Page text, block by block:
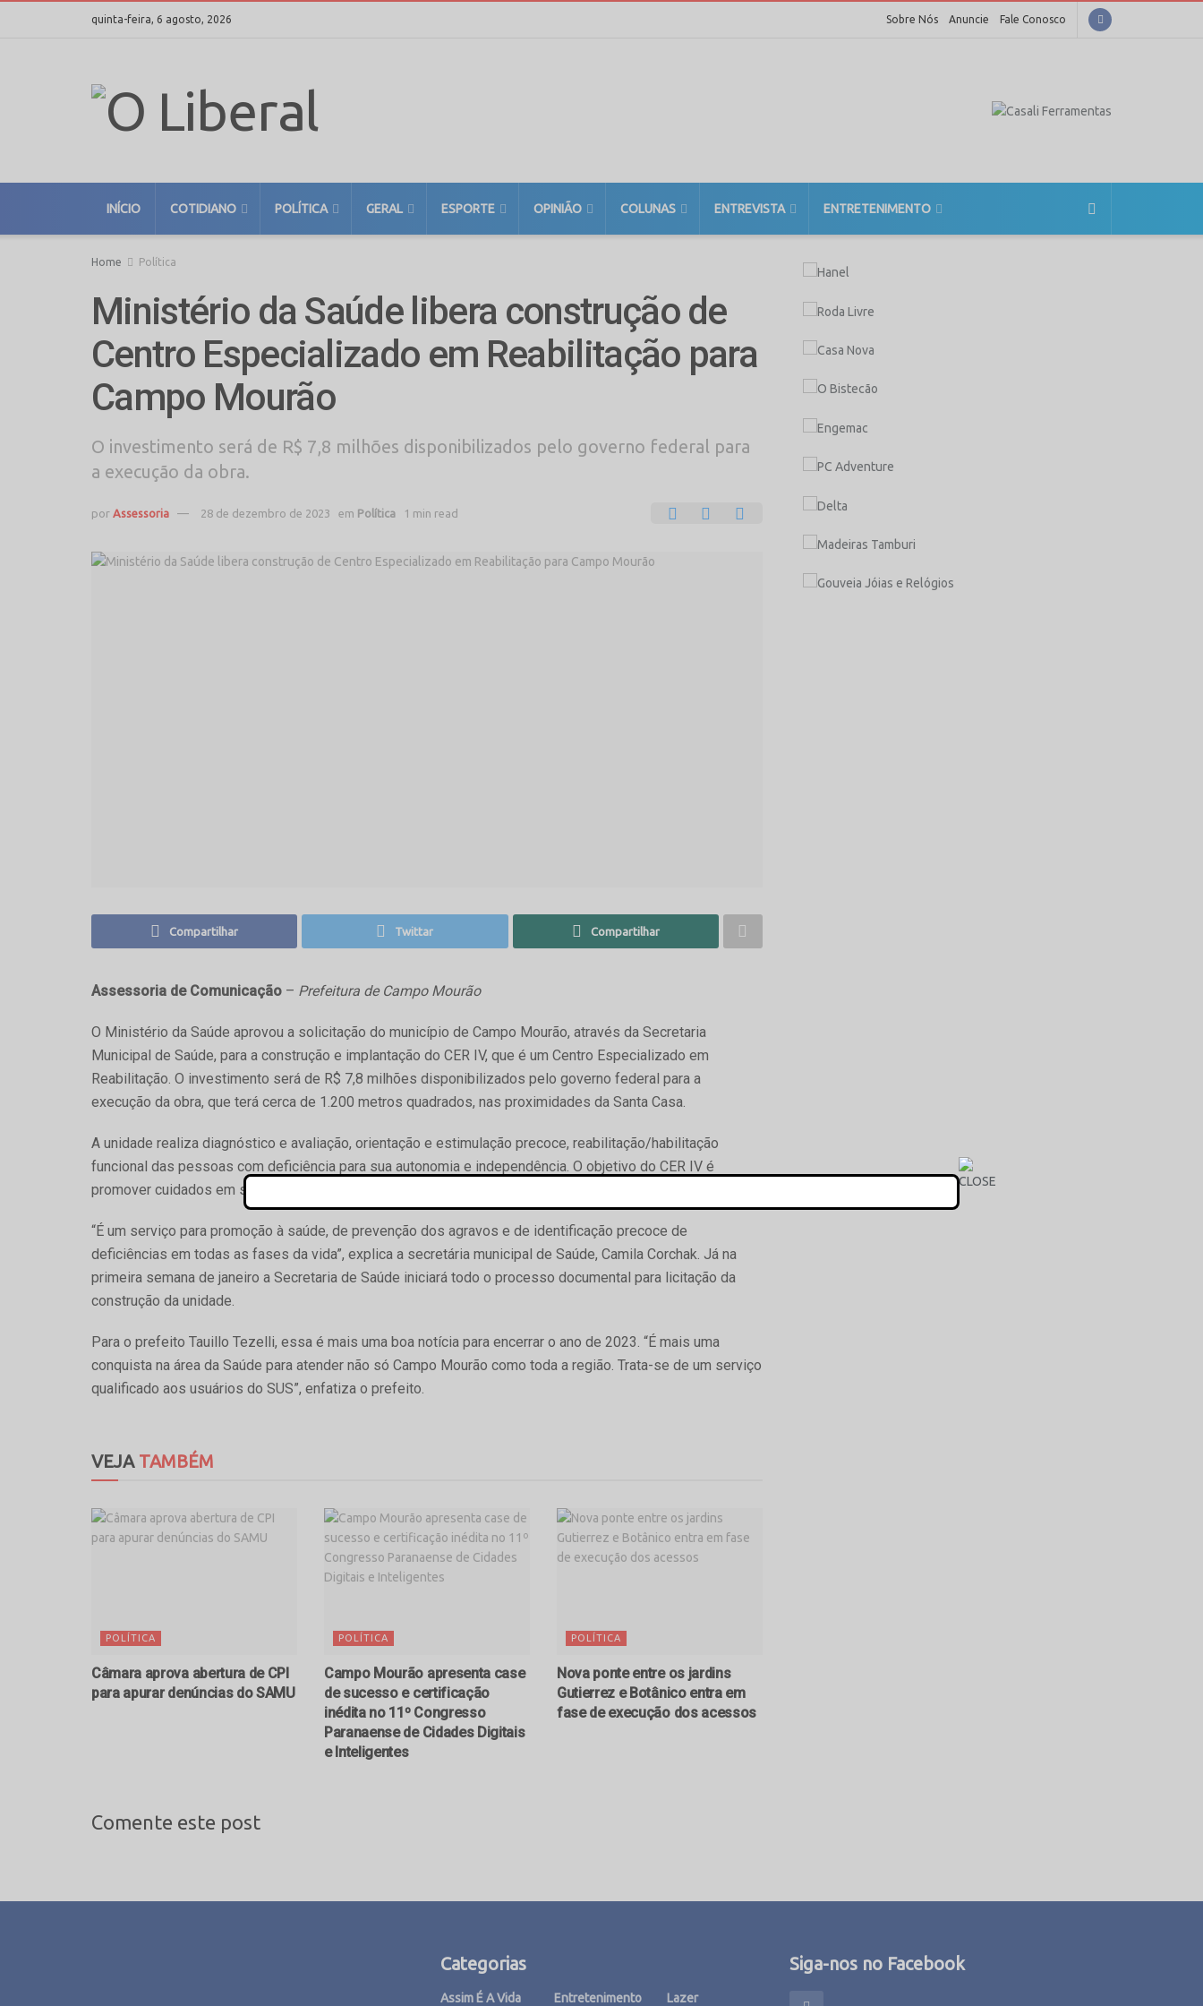
quinta-feira, 6 agosto, 2026 Sobre Nós Anuncie Fale Conosco
INÍCIO COTIDIANO POLÍTICA GERAL ESPORTE OPINIÃO COLUNAS ENTREVISTA ENTRETENIMENTO
Home Política
Ministério da Saúde libera construção de
Centro Especializado em Reabilitação para
Campo Mourão
O investimento será de R$ 7,8 milhões disponibilizados pelo governo federal para
a execução da obra.
por Assessoria 28 de dezembro de 2023 em Política 1 min read
Compartilhar Twittar Compartilhar
Assessoria de Comunicação – Prefeitura de Campo Mourão
O Ministério da Saúde aprovou a solicitação do município de Campo Mourão, através da Secretaria
Municipal de Saúde, para a construção e implantação do CER IV, que é um Centro Especializado em
Reabilitação. O investimento será de R$ 7,8 milhões disponibilizados pelo governo federal para a
execução da obra, que terá cerca de 1.200 metros quadrados, nas proximidades da Santa Casa.
A unidade realiza diagnóstico e avaliação, orientação e estimulação precoce, reabilitação/habilitação
funcional das pessoas com deficiência para sua autonomia e independência. O objetivo do CER IV é
promover cuidados em saúde para habilitação/reabilitação física, intelectual, auditiva e visual.
“É um serviço para promoção à saúde, de prevenção dos agravos e de identificação precoce de
deficiências em todas as fases da vida”, explica a secretária municipal de Saúde, Camila Corchak. Já na
primeira semana de janeiro a Secretaria de Saúde iniciará todo o processo documental para licitação da
construção da unidade.
Para o prefeito Tauillo Tezelli, essa é mais uma boa notícia para encerrar o ano de 2023. “É mais uma
conquista na área da Saúde para atender não só Campo Mourão como toda a região. Trata-se de um serviço
qualificado aos usuários do SUS”, enfatiza o prefeito.
VEJATAMBÉM
POLÍTICA
Câmara aprova abertura de CPI
para apurar denúncias do SAMU
POLÍTICA
Campo Mourão apresenta case
de sucesso e certificação
inédita no 11º Congresso
Paranaense de Cidades Digitais
e Inteligentes
POLÍTICA
Nova ponte entre os jardins
Gutierrez e Botânico entra em
fase de execução dos acessos
Comente este post
Categorias
Assim É A Vida Entretenimento Lazer
Siga-nos no Facebook